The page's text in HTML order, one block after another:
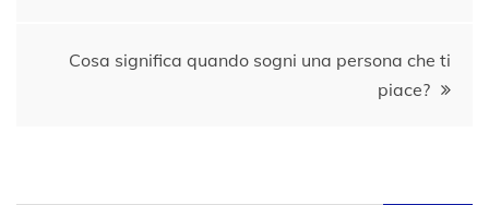
Cosa significa quando sogni una persona che ti
piace?